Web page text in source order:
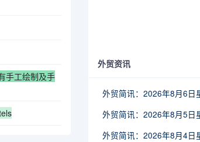
手工绘制及手
外贸资讯